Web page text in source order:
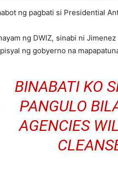
ng pagbati si Presidential
ng DWIZ, sinabi ni
ng gobyerno na
BINABATI KO
PANGULO
AGENCIES